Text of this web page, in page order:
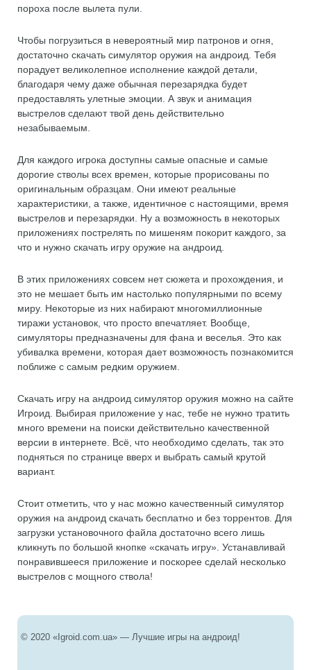
пороха после вылета пули.
Чтобы погрузиться в невероятный мир патронов и огня,
достаточно скачать симулятор оружия на андроид. Тебя
порадует великолепное исполнение каждой детали,
благодаря чему даже обычная перезарядка будет
предоставлять улетные эмоции. А звук и анимация
выстрелов сделают твой день действительно
незабываемым.
Для каждого игрока доступны самые опасные и самые
дорогие стволы всех времен, которые прорисованы по
оригинальным образцам. Они имеют реальные
характеристики, а также, идентичное с настоящими, время
выстрелов и перезарядки. Ну а возможность в некоторых
приложениях пострелять по мишеням покорит каждого, за
что и нужно скачать игру оружие на андроид.
В этих приложениях совсем нет сюжета и прохождения, и
это не мешает быть им настолько популярными по всему
миру. Некоторые из них набирают многомиллионные
тиражи установок, что просто впечатляет. Вообще,
симуляторы предназначены для фана и веселья. Это как
убивалка времени, которая дает возможность познакомится
поближе с самым редким оружием.
Скачать игру на андроид симулятор оружия можно на сайте
Игроид. Выбирая приложение у нас, тебе не нужно тратить
много времени на поиски действительно качественной
версии в интернете. Всё, что необходимо сделать, так это
подняться по странице вверх и выбрать самый крутой
вариант.
Стоит отметить, что у нас можно качественный симулятор
оружия на андроид скачать бесплатно и без торрентов. Для
загрузки установочного файла достаточно всего лишь
кликнуть по большой кнопке «скачать игру». Устанавливай
понравившееся приложение и поскорее сделай несколько
выстрелов с мощного ствола!
© 2020 «Igroid.com.ua» — Лучшие игры на андроид!